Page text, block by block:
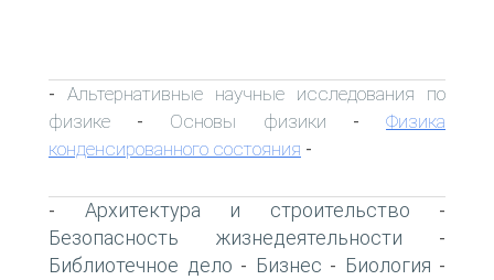
- Альтернативные научные исследования по
физике - Основы физики -Физика
конденсированного состояния -
- Архитектура и строительство -
Безопасность жизнедеятельности -
Библиотечное дело - Бизнес - Биология -